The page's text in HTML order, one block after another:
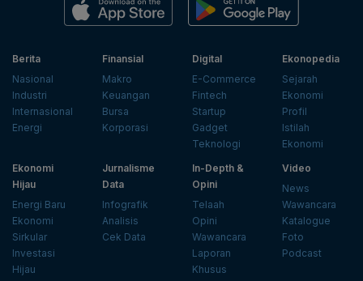
Berita
Nasional
Industri
Internasional
Energi
Finansial
Makro
Keuangan
Bursa
Korporasi
Digital
E-Commerce
Fintech
Startup
Gadget
Teknologi
Ekonopedia
Sejarah
Ekonomi
Profil
Istilah
Ekonomi
Ekonomi
Hijau
Energi Baru
Ekonomi
Sirkular
Investasi
Hijau
Jurnalisme
Data
Infografik
Analisis
Cek Data
In-Depth &
Opini
Telaah
Opini
Wawancara
Laporan
Khusus
Video
News
Wawancara
Katalogue
Foto
Podcast